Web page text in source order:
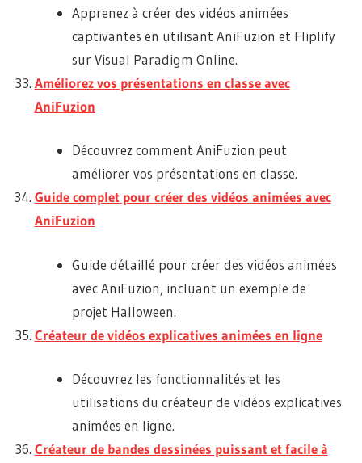
Apprenez à créer des vidéos animées
captivantes en utilisant AniFuzion et Fliplify
sur Visual Paradigm Online.
Améliorez vos présentations en classe avec
AniFuzion
Découvrez comment AniFuzion peut
améliorer vos présentations en classe.
Guide complet pour créer des vidéos animées avec
AniFuzion
Guide détaillé pour créer des vidéos animées
avec AniFuzion, incluant un exemple de
projet Halloween.
Créateur de vidéos explicatives animées en ligne
Découvrez les fonctionnalités et les
utilisations du créateur de vidéos explicatives
animées en ligne.
Créateur de bandes dessinées puissant et facile à